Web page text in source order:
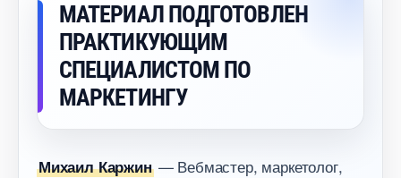
МАТЕРИАЛ ПОДГОТОВЛЕН
ПРАКТИКУЮЩИМ
СПЕЦИАЛИСТОМ ПО
МАРКЕТИНГУ
Михаил Каржин— Вебмастер, маркетолог,